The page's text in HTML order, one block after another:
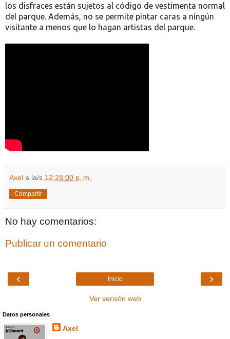
los disfraces están sujetos al código de vestimenta normal
del parque. Además, no se permite pintar caras a ningún
visitante a menos que lo hagan artistas del parque.
Axel a la/s 12:28:00 p. m.
Compartir
No hay comentarios:
Publicar un comentario
‹ ›
Inicio
Ver versión web
Datos personales
Axel